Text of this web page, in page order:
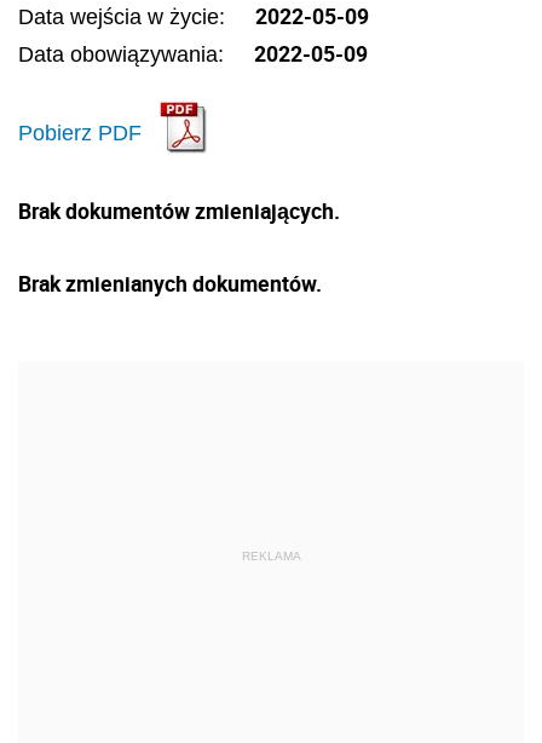
Data wejścia w życie: 2022-05-09
Data obowiązywania: 2022-05-09
Pobierz PDF
Brak dokumentów zmieniających.
Brak zmienianych dokumentów.